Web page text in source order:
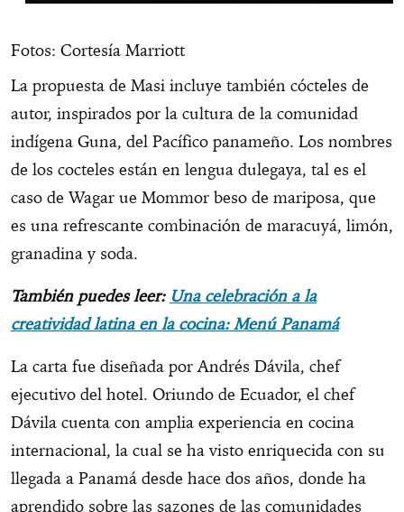
Fotos: Cortesía Marriott
La propuesta de Masi incluye también cócteles de
autor, inspirados por la cultura de la comunidad
indígena Guna, del Pacífico panameño. Los nombres
de los cocteles están en lengua dulegaya, tal es el
caso de Wagar ue Mommor beso de mariposa, que
es una refrescante combinación de maracuyá, limón,
granadina y soda.
También puedes leer: Una celebración a la
creatividad latina en la cocina: Menú Panamá
La carta fue diseñada por Andrés Dávila, chef
ejecutivo del hotel. Oriundo de Ecuador, el chef
Dávila cuenta con amplia experiencia en cocina
internacional, la cual se ha visto enriquecida con su
llegada a Panamá desde hace dos años, donde ha
aprendido sobre las sazones de las comunidades